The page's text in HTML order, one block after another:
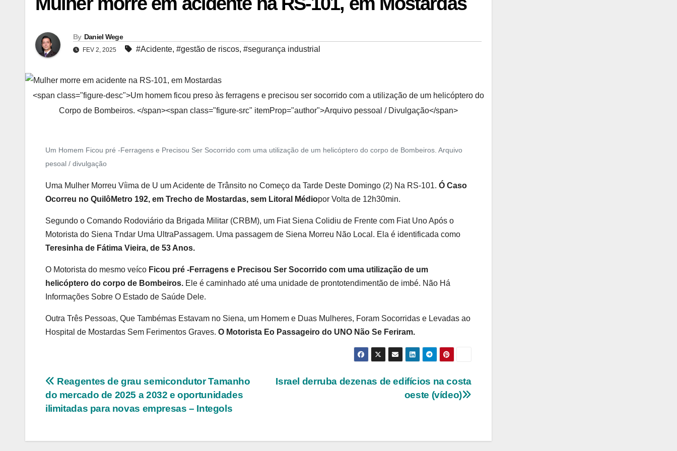
By Daniel Wege
FEV 2, 2025 #Acidente, #gestão de riscos, #segurança industrial
<span class="figure-desc">Um homem ficou preso às ferragens e precisou ser socorrido com a utilização de um helicóptero do
Corpo de Bombeiros. </span><span class="figure-src" itemProp="author">Arquivo pessoal / Divulgação</span>
Um Homem Ficou pré -Ferragens e Precisou Ser Socorrido com uma utilização de um helicóptero do corpo de Bombeiros. Arquivo
pesoal / divulgação
Uma Mulher Morreu Víima de U um Acidente de Trânsito no Começo da Tarde Deste Domingo (2) Na RS-101. Ó Caso
Ocorreu no QuilôMetro 192, em Trecho de Mostardas, sem Litoral Médiopor Volta de 12h30min.
Segundo o Comando Rodoviário da Brigada Militar (CRBM), um Fiat Siena Colidiu de Frente com Fiat Uno Após o
Motorista do Siena Tndar Uma UltraPassagem. Uma passagem de Siena Morreu Não Local. Ela é identificada como
Teresinha de Fátima Vieira, de 53 Anos.
O Motorista do mesmo veíco Ficou pré -Ferragens e Precisou Ser Socorrido com uma utilização de um
helicóptero do corpo de Bombeiros. Ele é caminhado até uma unidade de prontotendimentão de imbé. Não Há
Informações Sobre O Estado de Saúde Dele.
Outra Três Pessoas, Que Tambémas Estavam no Siena, um Homem e Duas Mulheres, Foram Socorridas e Levadas ao
Hospital de Mostardas Sem Ferimentos Graves. O Motorista Eo Passageiro do UNO Não Se Feriram.
Navegação
de
Israel derruba dezenas de edifícios na costa
oeste (vídeo)
Reagentes de grau semicondutor Tamanho
do mercado de 2025 a 2032 e oportunidades
ilimitadas para novas empresas – Integols